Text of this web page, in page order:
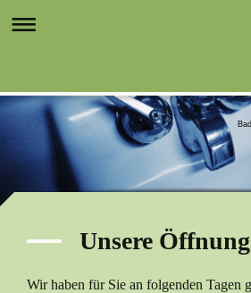
Unsere
Wir haben für Sie an folgenden Tagen